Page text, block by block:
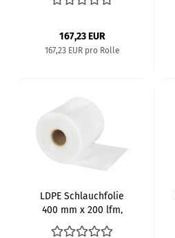
167,23 EUR
167,23 EUR pro Rolle
LDPE Schlauch­fo­lie
400 mm x 200 lfm,
150my